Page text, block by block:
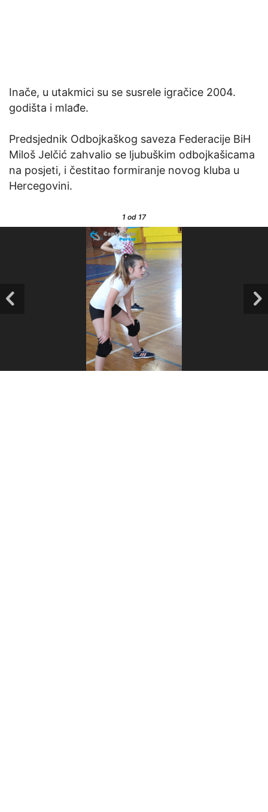
Inače, u utakmici su se susrele igračice 2004.
godišta i mlađe.
Predsjednik Odbojkaškog saveza Federacije BiH
Miloš Jelčić zahvalio se ljubuškim odbojkašicama
na posjeti, i čestitao formiranje novog kluba u
Hercegovini.
1 od 17